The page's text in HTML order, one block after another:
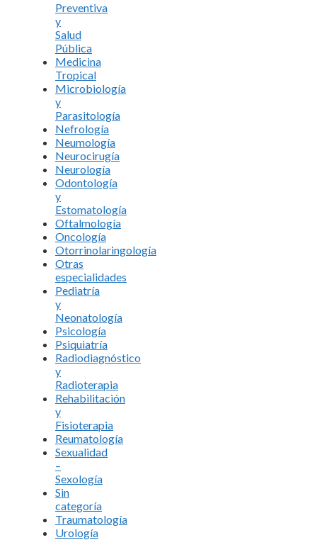
Preventiva
y
Salud
Pública
Medicina
Tropical
Microbiología
y
Parasitología
Nefrología
Neumología
Neurocirugía
Neurología
Odontología
y
Estomatología
Oftalmología
Oncología
Otorrinolaringología
Otras
especialidades
Pediatría
y
Neonatología
Psicología
Psiquiatría
Radiodiagnóstico
y
Radioterapia
Rehabilitación
y
Fisioterapia
Reumatología
Sexualidad
–
Sexología
Sin
categoría
Traumatología
Urología